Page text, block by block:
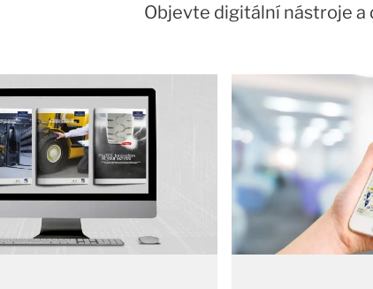
Objevte digitální nástroje